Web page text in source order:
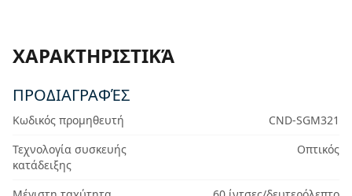
ΧΑΡΑΚΤΗΡΙΣΤΙΚΆ
ΠΡΟΔΙΑΓΡΑΦΈΣ
Κωδικός προμηθευτή
CND-SGM321
Τεχνολογία συσκευής
κατάδειξης
Οπτικός